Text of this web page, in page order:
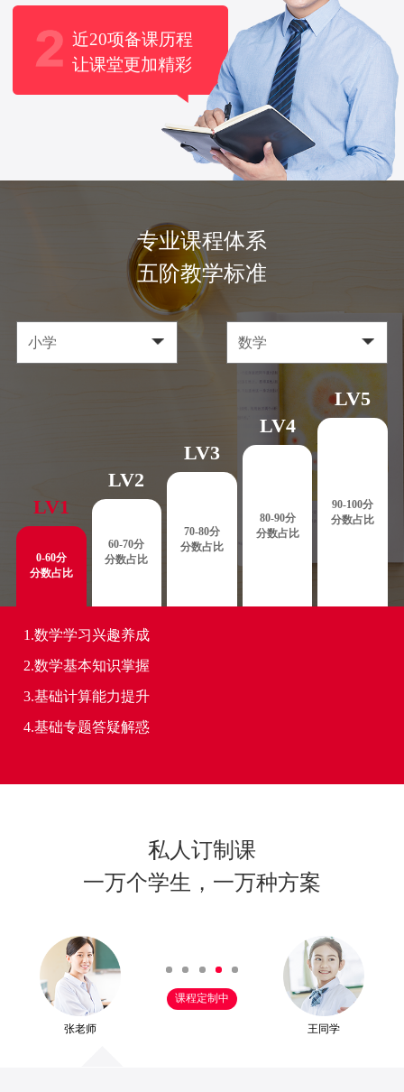
近20项备课历程
让课堂更加精彩
专业课程体系
五阶教学标准
LV1
0-60分
分数占比
LV2
60-70分
分数占比
LV3
70-80分
分数占比
LV4
80-90分
分数占比
LV5
90-100分
分数占比
1.数学学习兴趣养成
2.数学基本知识掌握
3.基础计算能力提升
4.基础专题答疑解惑
私人订制课
一万个学生，一万种方案
张老师
课程定制中
王同学